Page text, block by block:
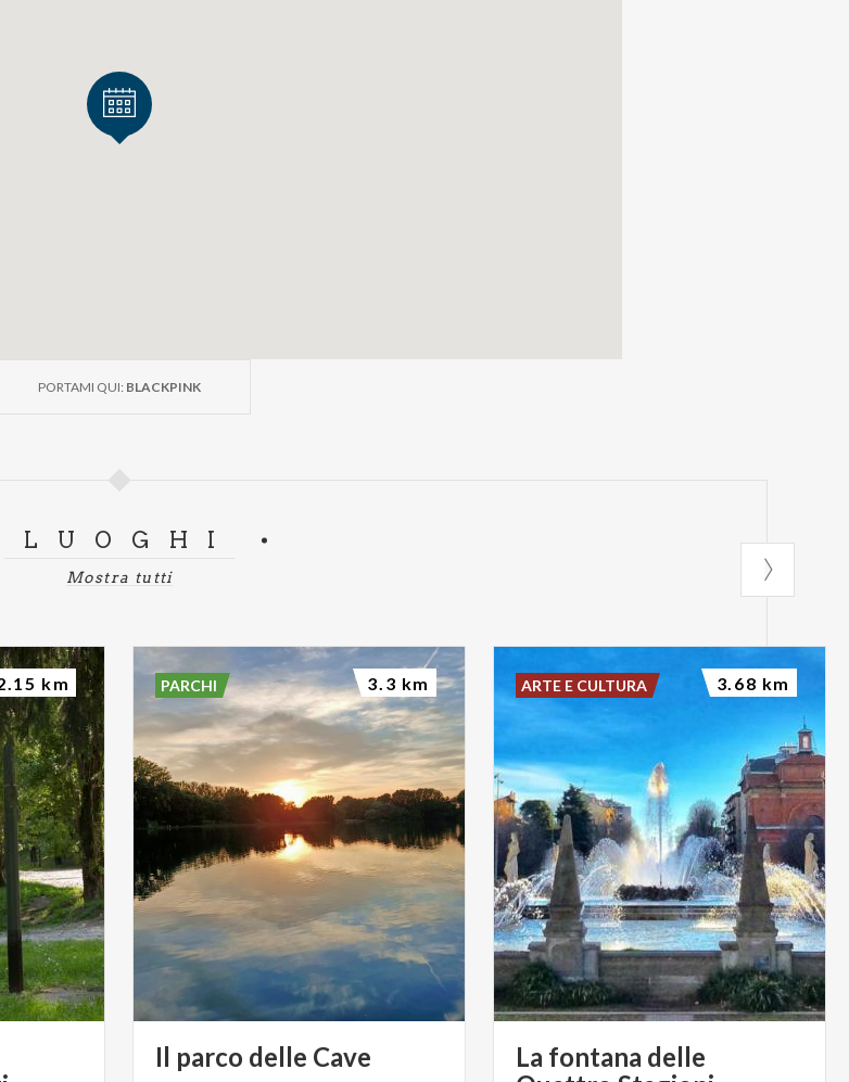
PORTAMI QUI: BLACKPINK
LUOGHI
Mostra tutti
km
Il parco delle Cave
PARCHI 3.3 km
La fontana delle
ARTE E CULTURA 3.68 km